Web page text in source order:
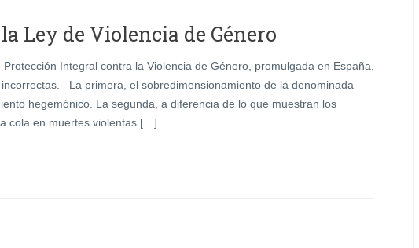
Ley de Violencia de Género
Integral contra la Violencia de Género, promulgada en España,
La primera, el sobredimensionamiento de la denominada
hegemónico. La segunda, a diferencia de lo que muestran los
cola en muertes violentas […]